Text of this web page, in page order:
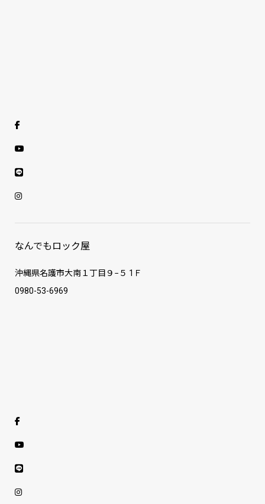
なんでもロック屋
沖縄県名護市大南１丁目９−５ 1Ｆ
0980-53-6969